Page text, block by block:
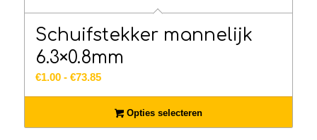
Schuifstekker mannelijk
6.3×0.8mm
€1.00 - €73.85Prijsklasse:
€73.85
Opties selecteren